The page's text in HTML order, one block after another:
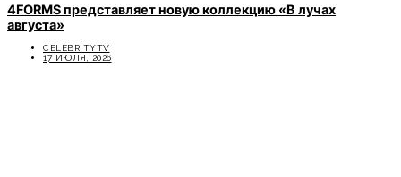
4FORMS представляет новую коллекцию «В лучах
августа»
CELEBRITYTV
17 ИЮЛЯ, 2026